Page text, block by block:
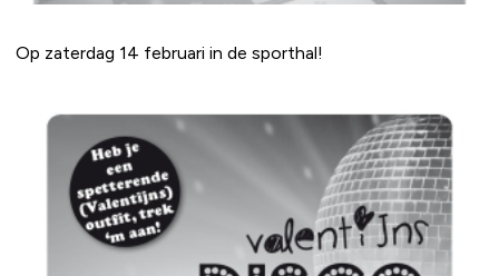
Op zaterdag 14 februari in de sporthal!